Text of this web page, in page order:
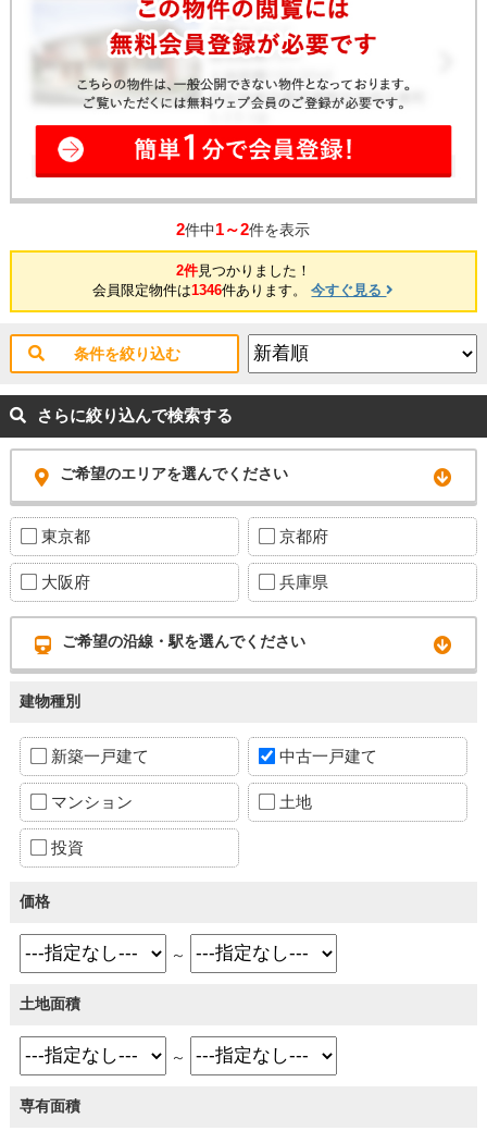
覧を希望される際は、物件名を担当者までお申し付け下さい。
2件中1～2件を表示
2件見つかりました！
会員限定物件は1346件あります。今すぐ見る
条件を絞り込む
さらに絞り込んで検索する
ご希望のエリアを選んでください
東京都 京都府
大阪府 兵庫県
ご希望の沿線・駅を選んでください
建物種別
新築一戸建て 中古一戸建て
マンション 土地
投資
価格
～
土地面積
～
専有面積